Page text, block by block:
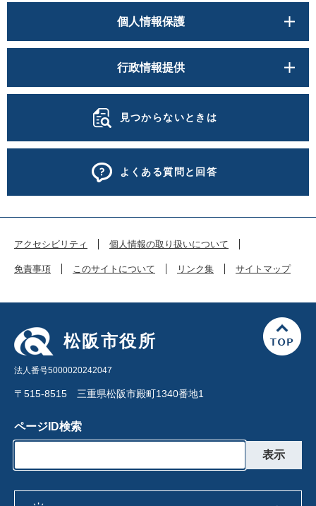
個人情報保護
行政情報提供
見つからないときは
よくある質問と回答
アクセシビリティ 個人情報の取り扱いについて
免責事項 このサイトについて リンク集 サイトマップ
松阪市役所
法人番号5000020242047
〒515-8515 三重県松阪市殿町1340番地1
ページID検索